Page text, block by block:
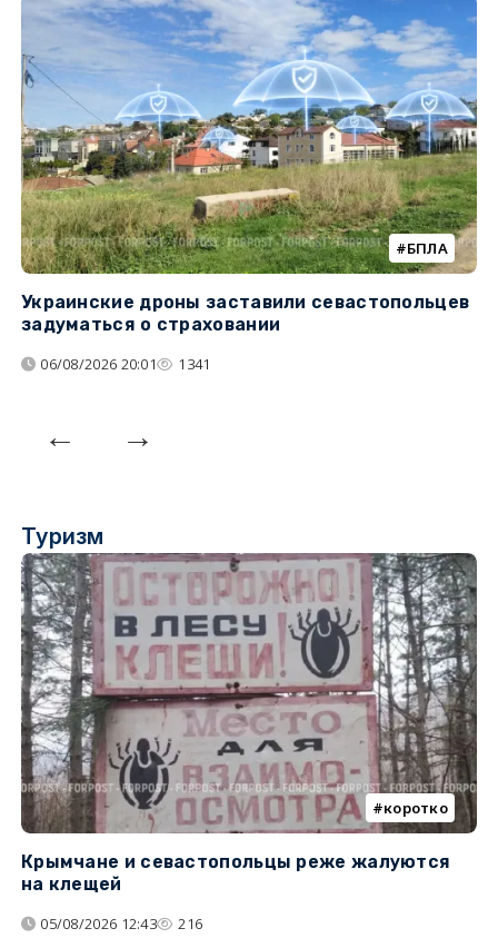
БПЛА
Украинские дроны заставили севастопольцев
задуматься о страховании
06/08/2026 20:01 1341
Туризм
коротко
Крымчане и севастопольцы реже жалуются
на клещей
05/08/2026 12:43 216